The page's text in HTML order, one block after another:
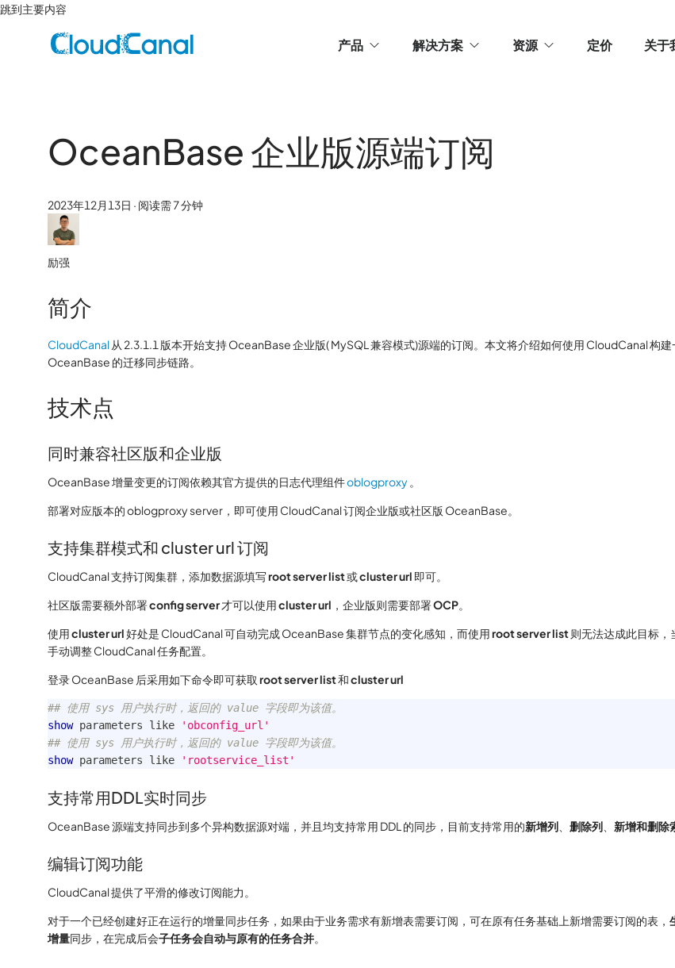
跳到主要内容
产品 解决方案 资源 定价 关于
OceanBase 企业版源端订阅
2023年12月13日 · 阅读需 7 分钟
励强
简介
CloudCanal 从 2.3.1.1 版本开始支持 OceanBase 企业版( MySQL 兼容模式)源端的订阅。本文将介绍如何使用 CloudCanal 构
OceanBase 的迁移同步链路。
技术点
同时兼容社区版和企业版
OceanBase 增量变更的订阅依赖其官方提供的日志代理组件oblogproxy 。
部署对应版本的 oblogproxy server，即可使用 CloudCanal 订阅企业版或社区版 OceanBase。
支持集群模式和 cluster url 订阅
CloudCanal 支持订阅集群，添加数据源填写root server list或cluster url 即可。
社区版需要额外部署config server才可以使用cluster url ，企业版则需要部署OCP。
使用cluster url好处是 CloudCanal 可自动完成 OceanBase 集群节点的变化感知，而使用root server list则无法达成此目标
手动调整 CloudCanal 任务配置。
登录 OceanBase 后采用如下命令即可获取 root server list和cluster url
## 使用 sys 用户执行时，返回的 value 字段即为该值。
show parameters like
'obconfig_url'
## 使用 sys 用户执行时，返回的 value 字段即为该值。
show parameters like 'rootservice_list'
支持常用DDL实时同步
OceanBase 源端支持同步到多个异构数据源对端，并且均支持常用 DDL 的同步，目前支持常用的新增列 删除列 新增和删除
编辑订阅功能
CloudCanal 提供了平滑的修改订阅能力。
对于一个已经创建好正在运行的增量同步任务，如果由于业务需求有新增表需要订阅，可在原有任务基础上新增需要订阅的表，
增量同步，在完成后会子任务会自动与原有的任务合并。